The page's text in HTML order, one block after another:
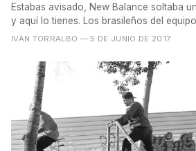
Estabas avisado, New Balance soltaba
y aquí lo tienes. Los brasileños del
IVÁN TORRALBO — 5 DE JUNIO DE 2017